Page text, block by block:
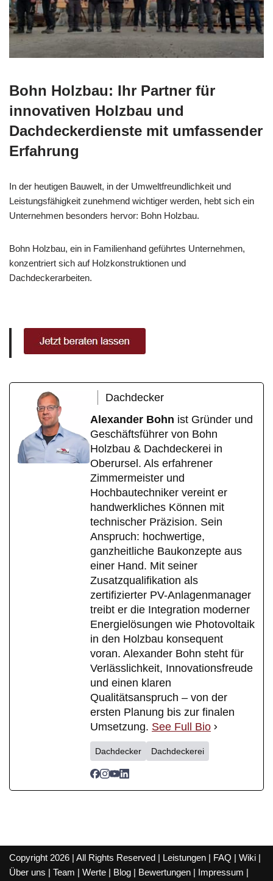
Bohn Holzbau: Ihr Partner für
innovativen Holzbau und
Dachdeckerdienste mit umfassender
Erfahrung
In der heutigen Bauwelt, in der Umweltfreundlichkeit und
Leistungsfähigkeit zunehmend wichtiger werden, hebt sich ein
Unternehmen besonders hervor: Bohn Holzbau.
Bohn Holzbau, ein in Familienhand geführtes Unternehmen,
konzentriert sich auf Holzkonstruktionen und
Dachdeckerarbeiten.
Dachdecker
Alexander Bohn ist Gründer und
Geschäftsführer von Bohn
Holzbau & Dachdeckerei in
Oberursel. Als erfahrener
Zimmermeister und
Hochbautechniker vereint er
handwerkliches Können mit
technischer Präzision. Sein
Anspruch: hochwertige,
ganzheitliche Baukonzepte aus
einer Hand. Mit seiner
Zusatzqualifikation als
zertifizierter PV-Anlagenmanager
treibt er die Integration moderner
Energielösungen wie Photovoltaik
in den Holzbau konsequent
voran. Alexander Bohn steht für
Verlässlichkeit, Innovationsfreude
und einen klaren
Qualitätsanspruch – von der
ersten Planung bis zur finalen
Umsetzung. See Full Bio
Dachdecker Dachdeckerei
Copyright 2026 | All Rights Reserved | Leistungen FAQ Wiki
Über uns
Team Werte Blog Bewertungen Impressum